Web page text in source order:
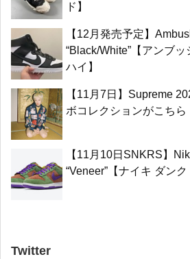
ド】
【12月発売予定】
“Black/White”【アンブ
ハイ】
【11月7日】Supreme
ボコレクションがこちら
【11月10日SNKRS】
“Veneer”【ナイキ ダンク
Twitter